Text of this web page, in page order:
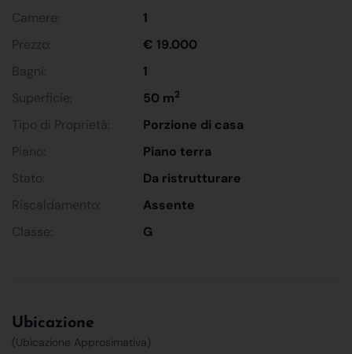
Camere:
1
Prezzo:
€ 19.000
Bagni:
1
Superficie:
50 m2
Tipo di Proprietà:
Porzione di casa
Piano:
Piano terra
Stato:
Da ristrutturare
Riscaldamento:
Assente
Classe:
G
Ubicazione
(Ubicazione Approsimativa)